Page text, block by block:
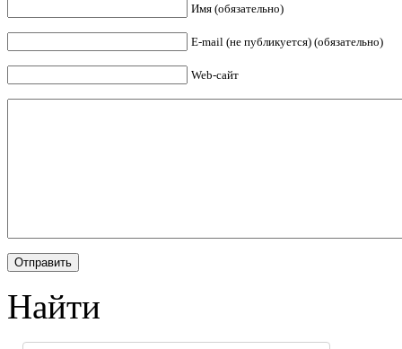
Имя (обязательно)
E-mail (не публикуется) (обязательно)
Web-сайт
Найти